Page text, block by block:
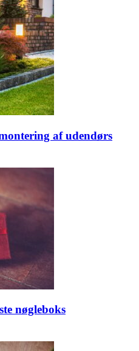
af udendørs
nøgleboks